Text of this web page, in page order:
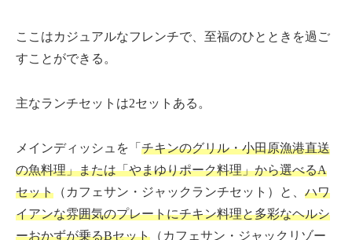
ここはカジュアルなフレンチで、至福のひとときを過ご
すことができる。
主なランチセットは2セットある。
メインディッシュを「 チキンのグリル・小田原漁港直送
の魚料理」または「やまゆりポーク料理」から選べるA
セット （カフェサン・ジャックランチセット）と、 ハワ
イアンな雰囲気のプレートにチキン料理と多彩なヘルシ
ーおかずが乗るBセット （カフェサン・ジャックリゾー